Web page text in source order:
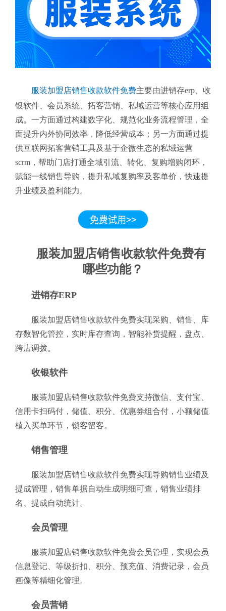
服装加盟店销售收款软件免费主要由进销存erp、收
银软件、会员系统、拓客营销、私域运营等核心应用组
成。一方面通过构建数字化、规范化业务流程管理，全
面提升内外协同效率，降低经营成本；另一方面通过提
供互联网拓客营销工具及基于企微生态的私域运营
scrm，帮助门店打通全域引流、转化、复购增购闭环，
赋能一线销售导购，提升私域复购率及客单价，快速提
升业绩及盈利能力。
服装加盟店销售收款软件免费有
哪些功能？
进销存ERP
服装加盟店销售收款软件免费实现采购、销售、库
存数智化管控，实时库存查询，智能补货提醒，盘点、
跨店调拨。
收银软件
服装加盟店销售收款软件免费支持微信、支付宝、
信用卡扫码付，储值、积分、优惠券组合付，小额储值
植入买单环节，锁客留客。
销售管理
服装加盟店销售收款软件免费实现导购销售业绩及
提成管理，销售单据自动生成明细可查，销售业绩排
名、提成自动统计。
会员管理
服装加盟店销售收款软件免费会员管理，实现会员
信息登记、等级折扣、积分、预充值、消费记录，会员
画像等精细化管理。
会员营销